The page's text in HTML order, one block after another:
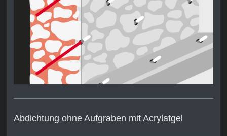
Abdichtung ohne Aufgraben mit Acrylatgel